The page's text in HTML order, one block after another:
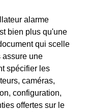
alarme
bien plus qu'une
qui scelle
assure une
spécifier les
caméras,
configuration,
offertes sur le